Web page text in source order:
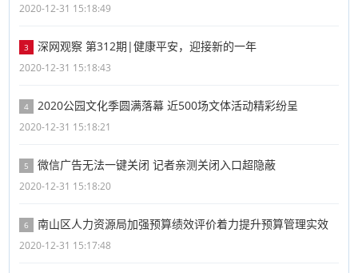
2020-12-31 15:18:49
3 深网观察 第312期|健康平安，迎接新的一年
2020-12-31 15:18:43
4 2020公园文化季圆满落幕 近500场文体活动精彩纷呈
2020-12-31 15:18:21
5 微信广告无法一键关闭 记者亲测关闭入口超隐蔽
2020-12-31 15:18:20
6 南山区人力资源局加强预算绩效评价着力提升预算管理实效
2020-12-31 15:17:48